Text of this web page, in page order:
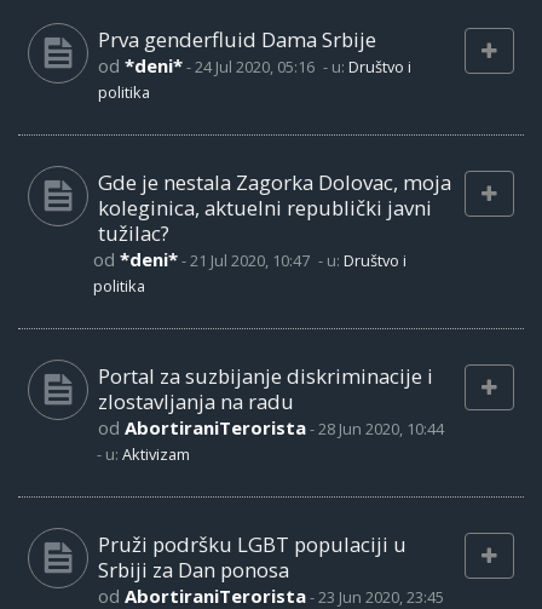
Prva genderfluid Dama Srbije
od *deni*-24 Jul 2020, 05:16 - u: Društvo i
politika
Gde je nestala Zagorka Dolovac, moja
koleginica, aktuelni republički javni
tužilac?
od *deni*-21 Jul 2020, 10:47 - u: Društvo i
politika
Portal za suzbijanje diskriminacije i
zlostavljanja na radu
od AbortiraniTerorista-28 Jun 2020, 10:44
- u: Aktivizam
Pruži podršku LGBT populaciji u
Srbiji za Dan ponosa
od AbortiraniTerorista-23 Jun 2020, 23:45